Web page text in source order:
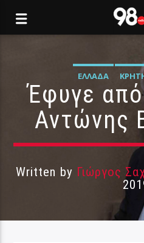
ΕΛΛΆΔΑ
Έφυγε
Αντώνης
Written by Γιώργος